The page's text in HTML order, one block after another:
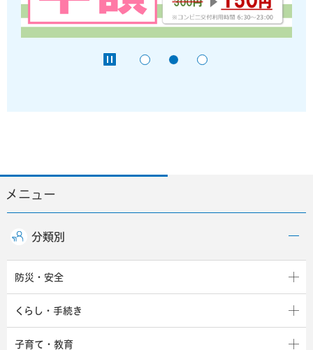
メニュー
分類別
防災・安全
くらし・手続き
子育て・教育